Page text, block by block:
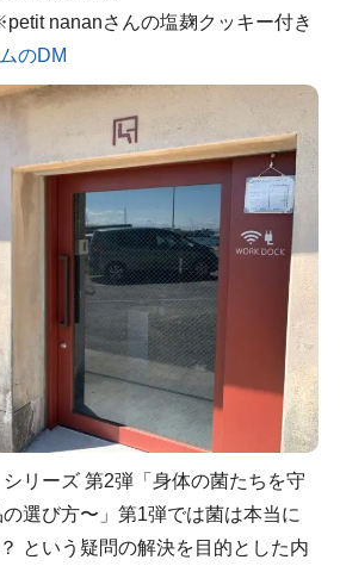
nananさんの塩麹クッキー付き
のDM
リーズ 第2弾「身体の菌たちを守
選び方〜」第1弾では菌は本当に
という疑問の解決を目的とした内